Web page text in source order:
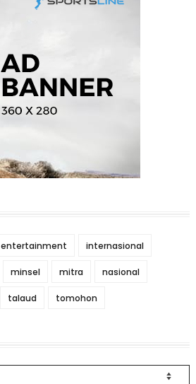
entertainment internasional
minsel mitra nasional
talaud tomohon